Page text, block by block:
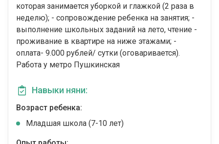
которая занимается уборкой и глажкой (2 раза в
неделю); - ⁠сопровождение ребенка на занятия; -
выполнение школьных заданий на лето, чтение -
⁠⁠проживание в квартире на ниже этажами; -
⁠оплата- 9.000 рублей/ сутки (оговаривается).
Работа у метро Пушкинская
Навыки няни:
Возраст ребенка:
Младшая школа (7-10 лет)